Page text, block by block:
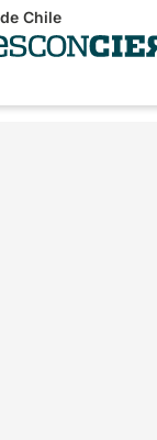
Chile